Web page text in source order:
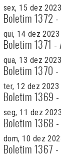
sex, 15 dez 2023
Boletim 1372
qui, 14 dez 2023
Boletim 1371
qua, 13 dez 2023
Boletim 1370
ter, 12 dez 2023
Boletim 1369
seg, 11 dez 2023
Boletim 1368
dom, 10 dez
Boletim 1367